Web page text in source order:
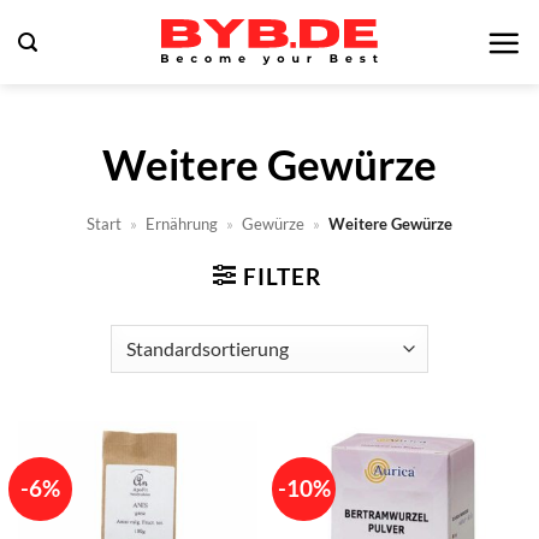
Inhalt
Weitere Gewürze
Start » Ernährung » Gewürze » Weitere Gewürze
FILTER
-6% -10%